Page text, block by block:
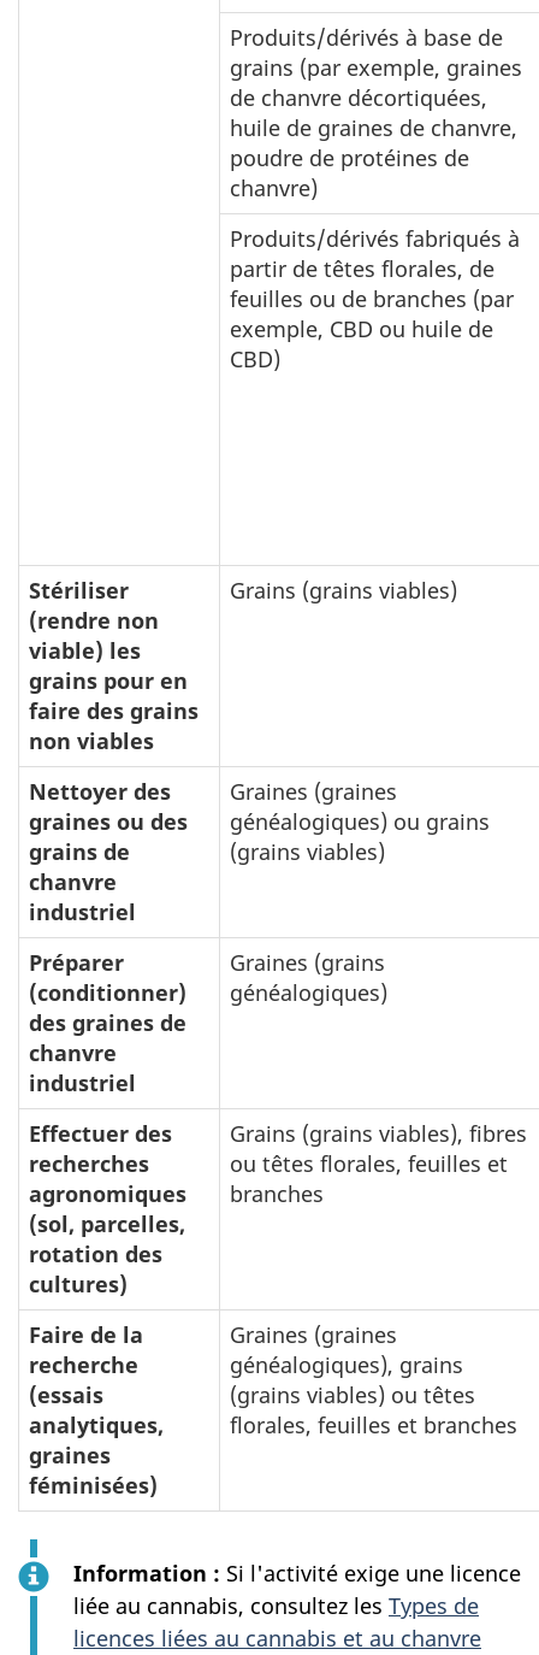
Produits/dérivés à base de
grains (par exemple, graines
de chanvre décortiquées,
huile de graines de chanvre,
poudre de protéines de
chanvre)
Produits/dérivés fabriqués à
partir de têtes florales, de
feuilles ou de branches (par
exemple, CBD ou huile de
CBD)
Stériliser
(rendre non
viable) les
grains pour en
faire des grains
non viables
Grains (grains viables)
Nettoyer des
graines ou des
grains de
chanvre
industriel
Graines (graines
généalogiques) ou grains
(grains viables)
Préparer
(conditionner)
des graines de
chanvre
industriel
Graines (grains
généalogiques)
Effectuer des
recherches
agronomiques
(sol, parcelles,
rotation des
cultures)
Grains (grains viables), fibres
ou têtes florales, feuilles et
branches
Faire de la
recherche
(essais
analytiques,
graines
féminisées)
Graines (graines
généalogiques), grains
(grains viables) ou têtes
florales, feuilles et branches
Information : Si l'activité exige une licence
liée au cannabis, consultez les Types de
licences liées au cannabis et au chanvre